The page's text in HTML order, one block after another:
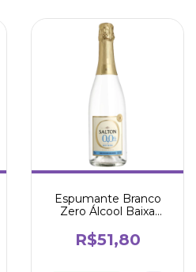
Espumante Branco
Zero Álcool Baixa
R$51,80